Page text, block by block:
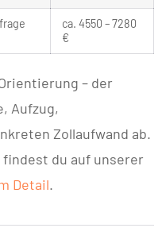
ca. 4550 – 7280
€
– der
Aufzug,
Zollaufwand ab.
du auf unserer
Detail.